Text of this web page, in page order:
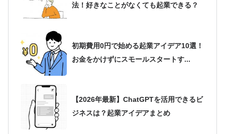
法！好きなことがなくても起業できる？
初期費用0円で始める起業アイデア10選！
お金をかけずにスモールスタートす...
【2026年最新】ChatGPTを活用できるビ
ジネスは？起業アイデアまとめ